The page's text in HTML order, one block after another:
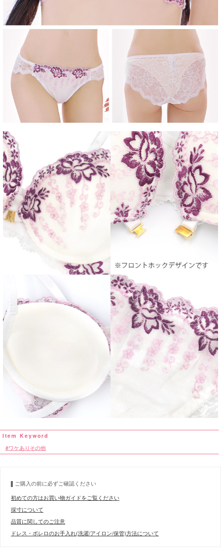
ワケありその他
ご購入の前に必ずご確認ください
初めての方はお買い物ガイドをご覧ください
採寸について
品質に関してのご注意
ドレス・ボレロのお手入れ(洗濯/アイロン/保管)方法について